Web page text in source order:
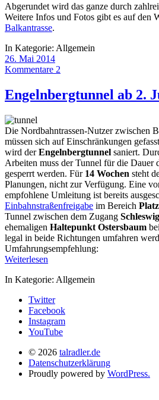
Abgerundet wird das ganze durch
Weitere Infos und Fotos gibt es auf den
Balkantrasse.
In Kategorie: Allgemein
26. Mai 2014
Kommentare 2
Engelnbergtunnel ab 2.
Die Nordbahntrassen-Nutzer zwischen
müssen sich auf Einschränkungen
wird derEngelnbergtunnel saniert.
Arbeiten muss der Tunnel für die Dauer
gesperrt werden. Für 14 Wochen steht
Planungen, nicht zur Verfügung. Eine
empfohlene Umleitung ist bereits
Einbahnstraßenfreigabe im Bereich
Tunnel zwischen dem Zugang
ehemaligen Haltepunkt Ostersbaum
legal in beide Richtungen umfahren
Umfahrungsempfehlung:
Weiterlesen
In Kategorie: Allgemein
Twitter
Facebook
Instagram
YouTube
© 2026 talradler.de
Datenschutzerklärung
Proudly powered by WordPress.